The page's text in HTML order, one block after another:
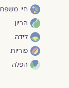
חיי משפחה
הריון
לידה
פוריות
הפלה